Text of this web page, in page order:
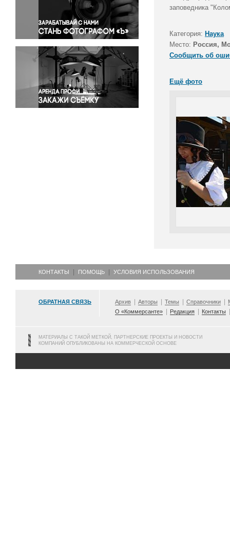
Правосудие
Происшествия и конфликты
Религия
Светская жизнь
Спорт
Экология
Экономика и бизнес
заповедника
Категория: Наука
Место: Россия,
Сообщить об
Ещё фото
КОНТАКТЫ ПОМОЩЬ УСЛОВИЯ ИСПОЛЬЗОВАНИЯ
ОБРАТНАЯ СВЯЗЬ Архив Авторы Темы Справочники
О «Коммерсанте»
Редакция Контакты
МАТЕРИАЛЫ С ТАКОЙ МЕТКОЙ, ПАРТНЕРСКИЕ ПРОЕКТЫ И НОВОСТИ
КОМПАНИЙ ОПУБЛИКОВАНЫ НА КОММЕРЧЕСКОЙ ОСНОВЕ